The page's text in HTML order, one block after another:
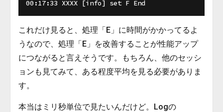
これだけ見ると、処理「E」に時間がかかってるよ
うなので、処理「E」を改善することが性能アップ
につながると言えそうです。もちろん、他のセッシ
ョンも見てみて、ある程度平均を見る必要がありま
す。
本当はミリ秒単位で見たいんだけど。Logの